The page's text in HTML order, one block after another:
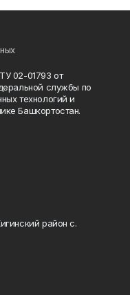
02-01793 от
службы по
технологий и
Башкортостан.
район с.